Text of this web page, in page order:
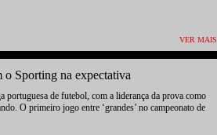
VER MAIS
Sporting na expectativa
de futebol, com a liderança da prova como
O primeiro jogo entre ‘grandes’ no campeonato de